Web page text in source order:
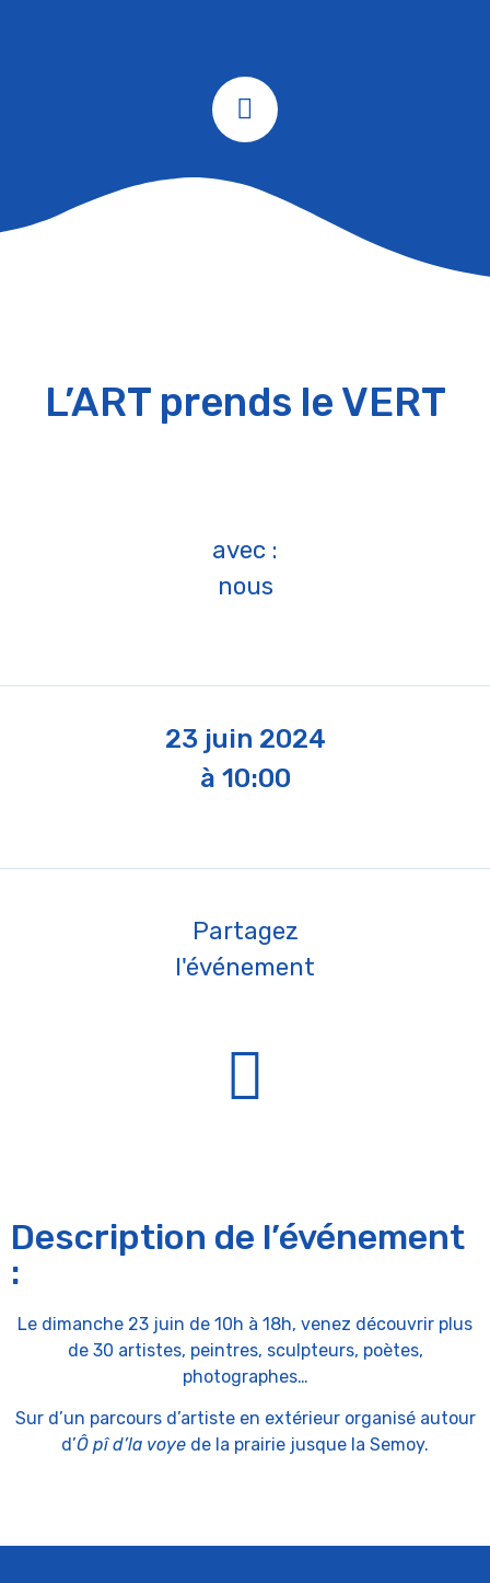
L’ART prends le VERT
avec :
nous
23 juin 2024
à 10:00
Partagez
l'événement
Description de l’événement
:
Le dimanche 23 juin de 10h à 18h, venez découvrir plus
de 30 artistes, peintres, sculpteurs, poètes,
photographes…
Sur d’un parcours d’artiste en extérieur organisé autour
d’Ô pî d’la voye de la prairie jusque la Semoy.